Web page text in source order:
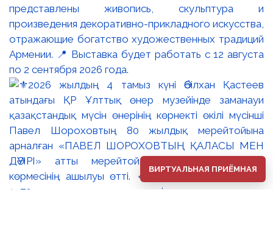
представлены живопись, скульптура и
произведения декоративно-прикладного искусства,
отражающие богатство художественных традиций
Армении. 📍 Выставка будет работать с 12 августа
по 2 сентября 2026 года.
ВИРТУАЛЬНАЯ ПРИЁМНАЯ